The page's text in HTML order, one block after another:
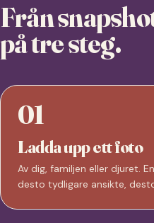
Från
på tre steg.
01
Ladda upp ett foto
Av dig, familjen eller djuret.
desto tydligare ansikte,